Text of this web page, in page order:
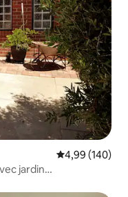
Évaluation
4,99 (140)
jardin